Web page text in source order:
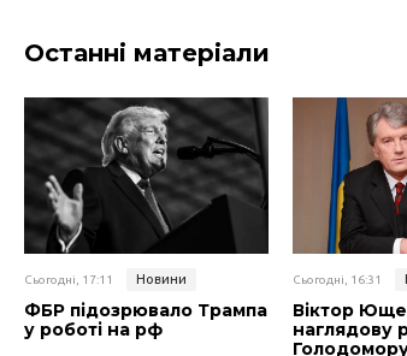
Останні матеріали
Сьогодні, 17:11 Новини
ФБР підозрювало Трампа
у роботі на рф
Сьогодні, 16:31
Віктор
наглядову